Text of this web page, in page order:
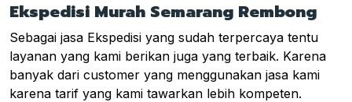
Ekspedisi Murah Semarang Rembong
Sebagai jasa Ekspedisi yang sudah terpercaya tentu
layanan yang kami berikan juga yang terbaik. Karena
banyak dari customer yang menggunakan jasa kami
karena tarif yang kami tawarkan lebih kompeten.